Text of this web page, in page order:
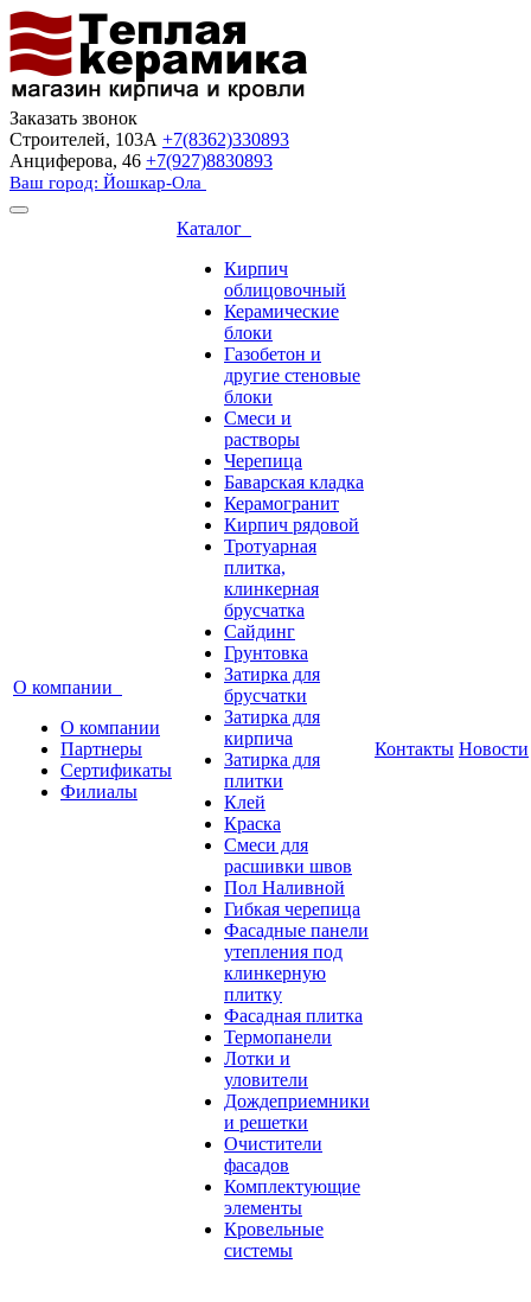
Заказать звонок
Строителей, 103А +7(8362)330893
Анциферова, 46 +7(927)8830893
Ваш город: Йошкар-Ола
О компании
О компании
Партнеры
Сертификаты
Филиалы
Каталог
Кирпич
облицовочный
Керамические
блоки
Газобетон и
другие стеновые
блоки
Смеси и
растворы
Черепица
Баварская кладка
Керамогранит
Кирпич рядовой
Тротуарная
плитка,
клинкерная
брусчатка
Сайдинг
Грунтовка
Затирка для
брусчатки
Затирка для
кирпича
Затирка для
плитки
Клей
Краска
Смеси для
расшивки швов
Пол Наливной
Гибкая черепица
Фасадные панели
утепления под
клинкерную
плитку
Фасадная плитка
Термопанели
Лотки и
уловители
Дождеприемники
и решетки
Очистители
фасадов
Комплектующие
элементы
Кровельные
системы
Контакты Новости